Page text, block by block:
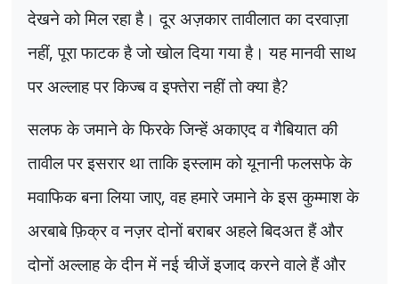
देखने को मिल रहा है। दूर अज़कार तावीलात का दरवाज़ा
नहीं,पूरा फाटक है जो खोल दिया गया है। यह मानवी साथ
पर अल्लाह पर किज्ब व इफ्तेरा नहीं तो क्या है?
सलफ के जमाने के फिरके जिन्हें अकाएद व गैबियात की
तावील पर इसरार था ताकि इस्लाम को यूनानी फलसफे के
मवाफिक बना लिया जाए,वह हमारे जमाने के इस कुम्माश के
अरबाबे फ़िक्र व नज़र दोनों बराबर अहले बिदअत हैं और
दोनों अल्लाह के दीन में नई चीजें इजाद करने वाले हैं और